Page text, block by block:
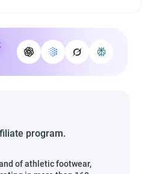
program.
of athletic footwear,